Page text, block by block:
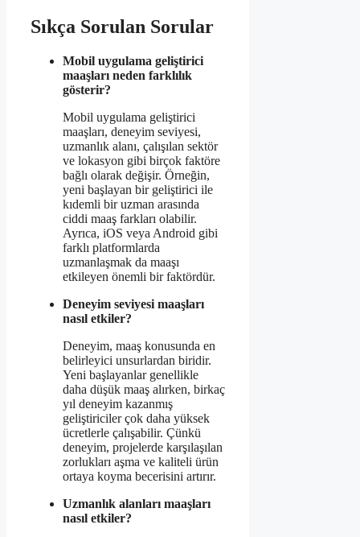
Sıkça Sorulan Sorular
Mobil uygulama geliştirici
maaşları neden farklılık
gösterir?
Mobil uygulama geliştirici
maaşları, deneyim seviyesi,
uzmanlık alanı, çalışılan sektör
ve lokasyon gibi birçok faktöre
bağlı olarak değişir. Örneğin,
yeni başlayan bir geliştirici ile
kıdemli bir uzman arasında
ciddi maaş farkları olabilir.
Ayrıca, iOS veya Android gibi
farklı platformlarda
uzmanlaşmak da maaşı
etkileyen önemli bir faktördür.
Deneyim seviyesi maaşları
nasıl etkiler?
Deneyim, maaş konusunda en
belirleyici unsurlardan biridir.
Yeni başlayanlar genellikle
daha düşük maaş alırken, birkaç
yıl deneyim kazanmış
geliştiriciler çok daha yüksek
ücretlerle çalışabilir. Çünkü
deneyim, projelerde karşılaşılan
zorlukları aşma ve kaliteli ürün
ortaya koyma becerisini artırır.
Uzmanlık alanları maaşları
nasıl etkiler?